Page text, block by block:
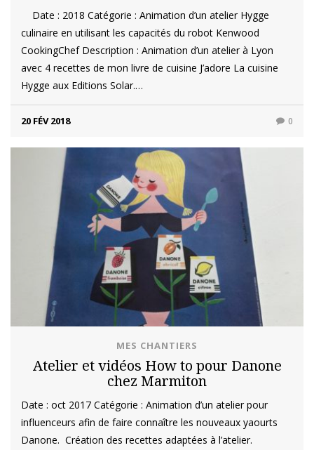
Date : 2018 Catégorie : Animation d’un atelier Hygge
culinaire en utilisant les capacités du robot Kenwood
CookingChef Description : Animation d’un atelier à Lyon
avec 4 recettes de mon livre de cuisine J’adore La cuisine
Hygge aux Editions Solar.…
20 FÉV 2018 0
MES CHANTIERS
Atelier et vidéos How to pour Danone
chez Marmiton
Date : oct 2017 Catégorie : Animation d’un atelier pour
influenceurs afin de faire connaître les nouveaux yaourts
Danone. Création des recettes adaptées à l’atelier.